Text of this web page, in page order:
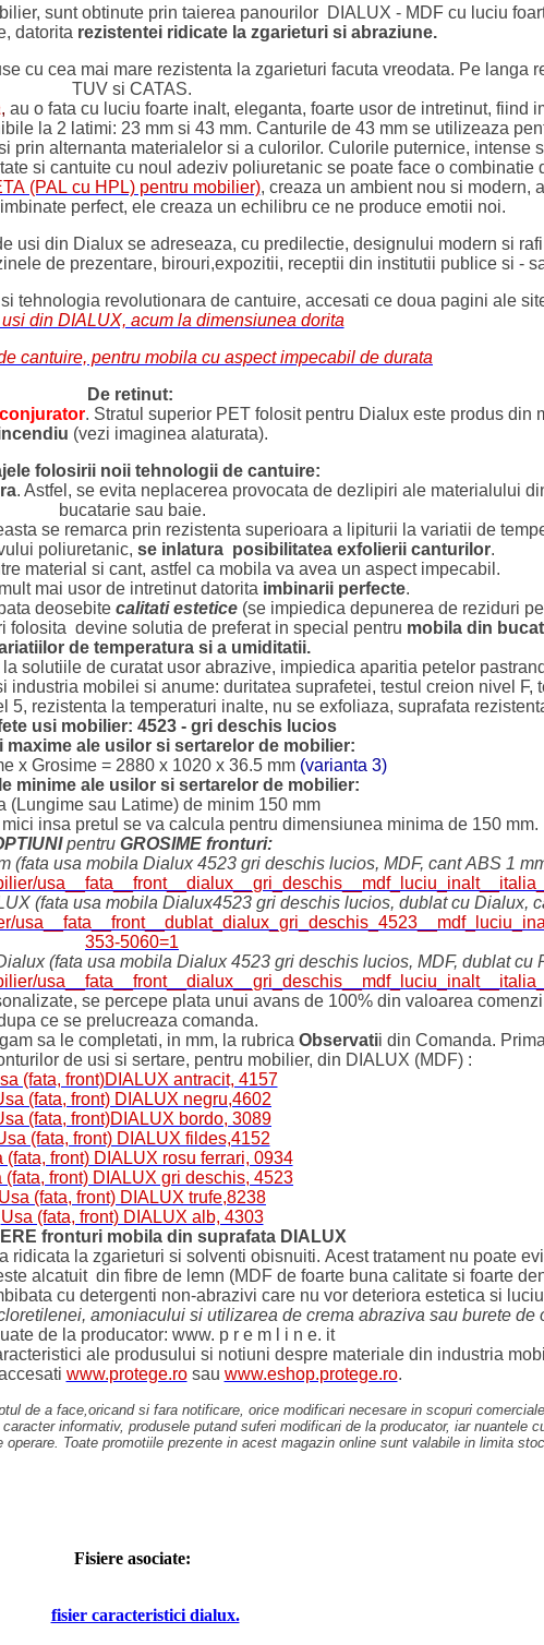
sunt obtinute prin taierea panourilor DIALUX - MDF cu luciu
datorita rezistentei ridicate la zgarieturi si abraziune.
cea mai mare rezistenta la zgarieturi facuta vreodata. Pe
TUV si CATAS.
, au o fata cu luciu foarte inalt, eleganta, foarte usor de intretinut, fiind
la 2 latimi: 23 mm si 43 mm. Canturile de 43 mm se utilizeaza
alternanta materialelor si a culorilor. Culorile puternice,
si cantuite cu noul adeziv poliuretanic se poate face o combinatie
(PAL cu HPL) pentru mobilier), creaza un ambient nou si modern,
perfect, ele creaza un echilibru ce ne produce emotii noi.
usi din Dialux se adreseaza, cu predilectie, designului modern si
de prezentare, birouri,expozitii, receptii din institutii publice si -
revolutionara de cantuire, accesati ce doua pagini ale
din DIALUX, acum la dimensiunea dorita
cantuire, pentru mobila cu aspect impecabil de durata
De retinut:
. Stratul superior PET folosit pentru Dialux este produs
(vezi imaginea alaturata).
folosirii noii tehnologii de cantuire:
. Astfel, se evita neplacerea provocata de dezlipiri ale materialului
bucatarie sau baie.
se remarca prin rezistenta superioara a lipiturii la variatii de
poliuretanic, se inlatura posibilitatea exfolierii canturilor.
material si cant, astfel ca mobila va avea un aspect impecabil.
mai usor de intretinut datorita imbinarii perfecte.
deosebite calitati estetice (se impiedica depunerea de reziduri
folosita devine solutia de preferat in special pentru mobila din
de temperatura si a umiditatii.
solutiile de curatat usor abrazive, impiedica aparitia petelor
mobilei si anume: duritatea suprafetei, testul creion nivel
rezistenta la temperaturi inalte, nu se exfoliaza, suprafata
usi mobilier: 4523 - gri deschis lucios
maxime ale usilor si sertarelor de mobilier:
x Grosime = 2880 x 1020 x 36.5 mm (varianta 3)
minime ale usilor si sertarelor de mobilier:
(Lungime sau Latime) de minim 150 mm
insa pretul se va calcula pentru dimensiunea minima de 150 mm.
pentru GROSIME fronturi:
(fata usa mobila Dialux 4523 gri deschis lucios, MDF, cant ABS 1
(fata usa mobila Dialux4523 gri deschis lucios, dublat cu Dialux,
353-5060=1
(fata usa mobila Dialux 4523 gri deschis lucios, MDF, dublat cu
se percepe plata unui avans de 100% din valoarea
ce se prelucreaza comanda.
sa le completati, in mm, la rubrica Observatii din Comanda.
de usi si sertare, pentru mobilier, din DIALUX (MDF) :
(fata, front)DIALUX antracit, 4157
(fata, front) DIALUX negru,4602
(fata, front)DIALUX bordo, 3089
(fata, front) DIALUX fildes,4152
(fata, front) DIALUX rosu ferrari, 0934
(fata, front) DIALUX gri deschis, 4523
Usa (fata, front) DIALUX trufe,8238
Usa (fata, front) DIALUX alb, 4303
fronturi mobila din suprafata DIALUX
la zgarieturi si solventi obisnuiti. Acest tratament nu poate
alcatuit din fibre de lemn (MDF de foarte buna calitate si foarte
cu detergenti non-abrazivi care nu vor deteriora estetica si
amoniacului si utilizarea de crema abraziva sau burete de
de la producator: www. p r e m l i n e. it
ale produsului si notiuni despre materiale din industria
www.protege.rosau www.eshop.protege.ro.
de a face,oricand si fara notificare, orice modificari necesare in scopuri
informativ, produsele putand suferi modificari de la producator, iar
Toate promotiile prezente in acest magazin online sunt valabile in limita
Fisiere asociate:
fisier caracteristici dialux.